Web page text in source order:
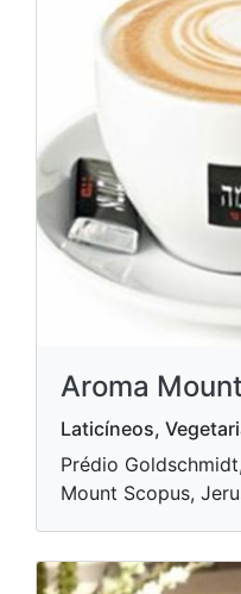
Aroma
Laticíneos,
Prédio
Mount Scopus,